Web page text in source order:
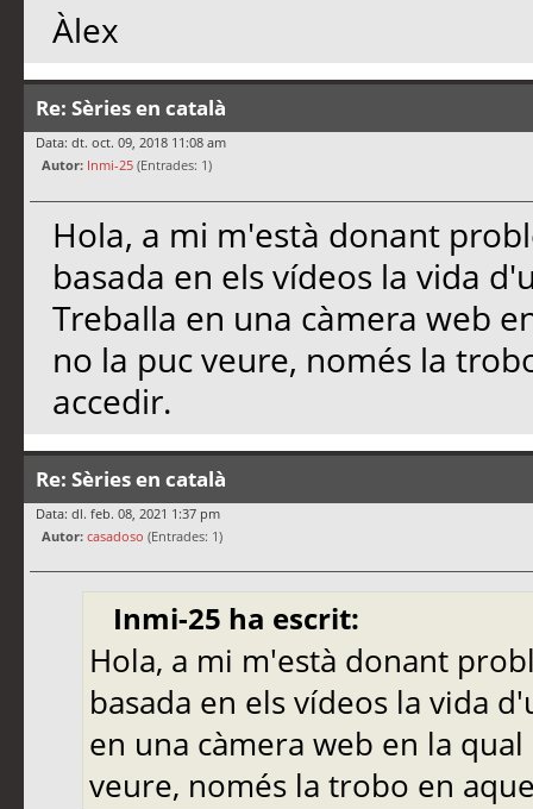
Àlex
Re: Sèries en català
Data: dt. oct. 09, 2018 11:08 am
Autor: Inmi-25 (Entrades: 1)
Hola, a mi m'està donant
basada en els vídeos la vida
Treballa en una càmera web
no la puc veure, només la
accedir.
Re: Sèries en català
Data: dl. feb. 08, 2021 1:37 pm
Autor: casadoso (Entrades: 1)
Inmi-25 ha escrit:
Hola, a mi m'està donant
basada en els vídeos la vida
en una càmera web en la
veure, només la trobo en